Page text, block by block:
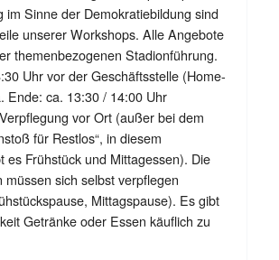
im Sinne der Demokratiebildung sind
unserer Workshops. Alle Angebote
themenbezogenen Stadionführung.
Uhr vor der Geschäftsstelle (Home-
Ende: ca. 13:30 / 14:00 Uhr
vor Ort (außer bei dem
für Restlos“, in diesem
es Frühstück und Mittagessen). Die
müssen sich selbst verpflegen
Mittagspause). Es gibt
Getränke oder Essen käuflich zu